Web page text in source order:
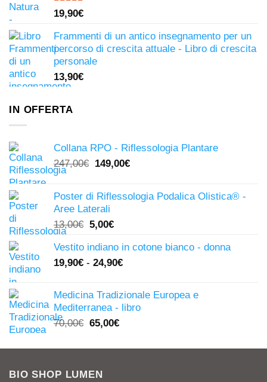
Valutato
4.81
19,90€
Frammenti di un antico insegnamento per un
percorso di crescita attuale - Libro di crescita
personale
13,90€
IN OFFERTA
Collana RPO - Riflessologia Plantare
247,00€ Il
era:
247,00€.
149,00€Il
è:
Poster di Riflessologia Podalica Olistica® -
Aree Laterali
13,00€ Il
originale
era:
5,00€Il
attuale
è:
Vestito indiano in cotone bianco - donna
19,90€ - 24,90€
Medicina Tradizionale Europea e
Mediterranea - libro
70,00€ Il
originale
70,00€.
65,00€Il
attuale
BIO SHOP LUMEN